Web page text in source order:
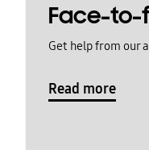
Face-
Get help from our
Read more